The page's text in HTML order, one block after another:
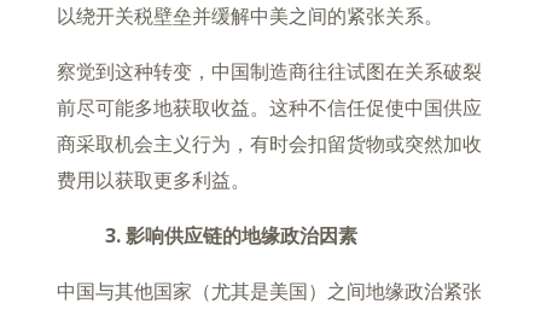
以绕开关税壁垒并缓解中美之间的紧张关系。
察觉到这种转变，中国制造商往往试图在关系破裂
前尽可能多地获取收益。这种不信任促使中国供应
商采取机会主义行为，有时会扣留货物或突然加收
费用以获取更多利益。
3. 影响供应链的地缘政治因素
中国与其他国家（尤其是美国）之间地缘政治紧张